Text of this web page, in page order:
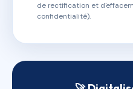
de rectification et
confidentialité).